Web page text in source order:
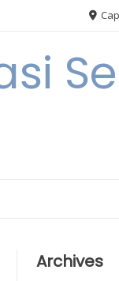
Archives